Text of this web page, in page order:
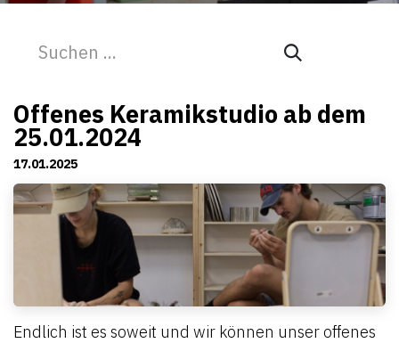
Offenes Keramikstudio ab dem
25.01.2024
17.01.2025
Endlich ist es soweit und wir können unser offenes